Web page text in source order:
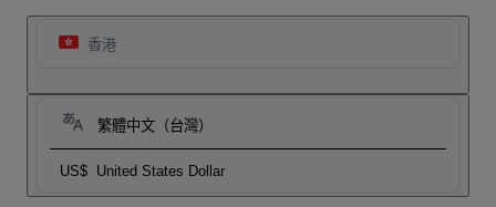
香港
繁體中文（台灣）
US$ United States Dollar